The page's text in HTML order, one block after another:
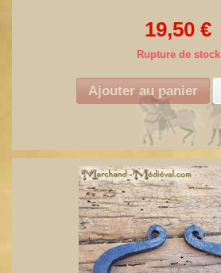
19,50 €
Rupture de stock
Ajouter au panier